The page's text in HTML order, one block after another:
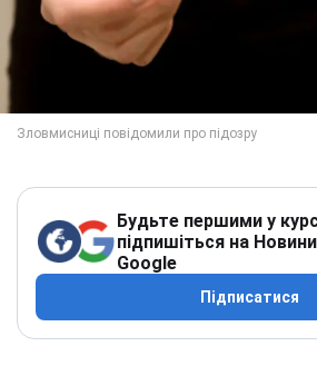
Будьте першими у
підпишіться на
Google
Підписатися